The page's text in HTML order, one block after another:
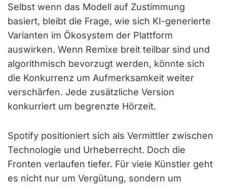
Selbst wenn das Modell auf Zustimmung
basiert, bleibt die Frage, wie sich KI-generierte
Varianten im Ökosystem der Plattform
auswirken. Wenn Remixe breit teilbar sind und
algorithmisch bevorzugt werden, könnte sich
die Konkurrenz um Aufmerksamkeit weiter
verschärfen. Jede zusätzliche Version
konkurriert um begrenzte Hörzeit.
Spotify positioniert sich als Vermittler zwischen
Technologie und Urheberrecht. Doch die
Fronten verlaufen tiefer. Für viele Künstler geht
es nicht nur um Vergütung, sondern um